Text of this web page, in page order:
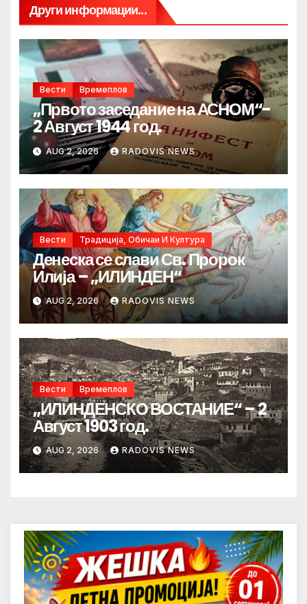
Други информации...
Вести Времеплов
„Првото заседание на АСНОМ“-
2 Август 1944 год.
AUG 2, 2026 RADOVIS NEWS
Вести Традиција, Обичаи И Култура
Денеска се слави Св. Пророк
Илија – „ИЛИНДЕН“
AUG 2, 2026 RADOVIS NEWS
Вести Времеплов
„ИЛИНДЕНСКО ВОСТАНИЕ“ – 2
Август 1903 год.
AUG 2, 2026 RADOVIS NEWS